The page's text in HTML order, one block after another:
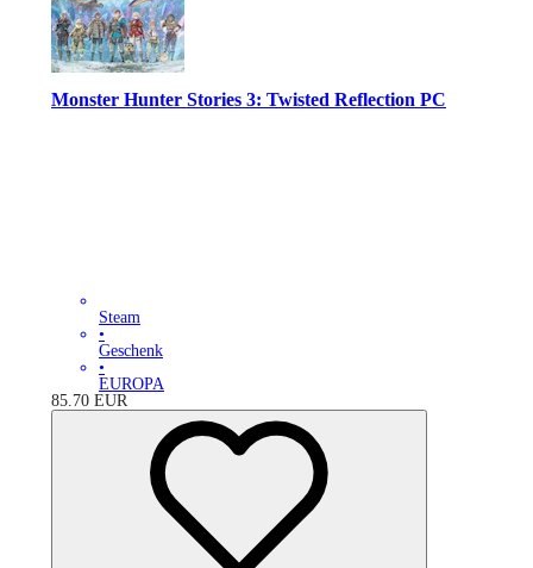
Monster Hunter Stories 3: Twisted Reflection PC
Steam
•
Geschenk
•
EUROPA
85.70 EUR